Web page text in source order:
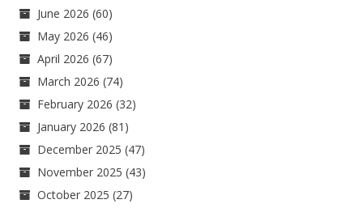
June 2026 (60)
May 2026 (46)
April 2026 (67)
March 2026 (74)
February 2026 (32)
January 2026 (81)
December 2025 (47)
November 2025 (43)
October 2025 (27)